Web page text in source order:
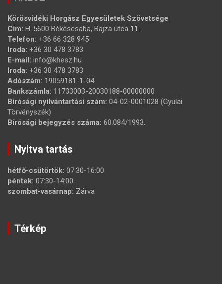
Körösvidéki Horgász Egyesületek Szövetsége
Cím: H-5600 Békéscsaba, Bajza utca 11.
Telefon: +36 66 328 945
Iroda: +36 30 478 3783
E-mail: info@khesz.hu
Iroda: +36 30 478 3783
Adószám: 19059181-1-04
Bankszámla: 11733003-20030188-00000000
Bírósági nyilvántartási szám: 04-02-0001028 (Gyulai
Törvényszék)
Bírósági bejegyzés száma: 60.084/1993.
Nyitva tartás
hétfő-csütörtök: 07:30-16:00
péntek: 07:30-14:00
szombat-vasárnap: Zárva
Térkép